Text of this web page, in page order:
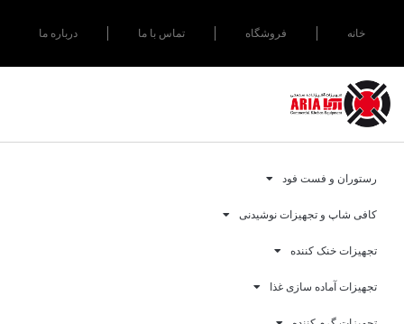
خانه فروشگاه تماس با ما درباره ما
رستوران و فست فود
کافی شاپ و تجهیزات نوشیدنی
تجهیزات خنک کننده
تجهیزات آماده سازی غذا